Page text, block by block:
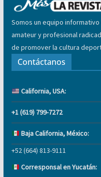
Somos un equipo
amateur y profesional
de promover la cultura
Contáctanos
California, USA:
+1 (619) 799-7272
Baja California, México:
+52 (664) 813-9111
Corresponsal en Yucatán: